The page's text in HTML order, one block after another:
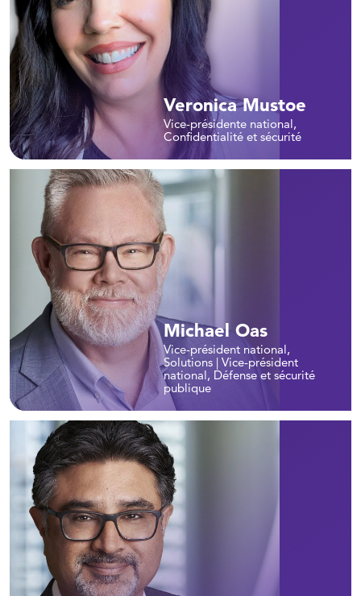
Veronica Mustoe
Vice-présidente national,
Confidentialité et sécurité
Michael Oas
Vice-président national,
Solutions | Vice-président
national, Défense et sécurité
publique